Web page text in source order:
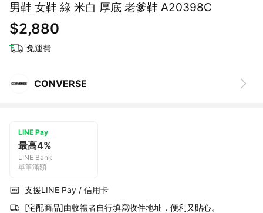
男鞋 女鞋 綠 米白 厚底 老爹鞋 A20398C
$2,880
免運費
CONVERSE
LINE Pay
最高4%
LINE Bank
單筆滿額
支援LINE Pay / 信用卡
[宅配商品]由收禮者自行填寫收件地址，便利又貼心。